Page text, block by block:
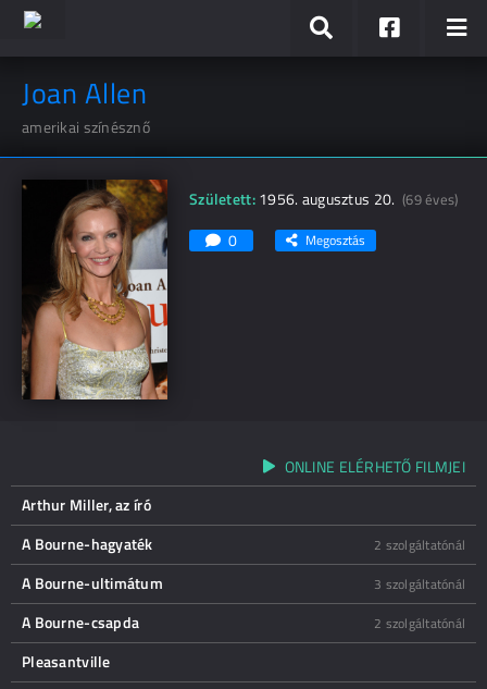
Joan Allen
amerikai színésznő
Született:1956. augusztus 20. (69 éves)
0 Megosztás
ONLINE ELÉRHETŐ FILMJEI
Arthur Miller, az író
A Bourne-hagyaték
2 szolgáltatónál
A Bourne-ultimátum 3 szolgáltatónál
A Bourne-csapda 2 szolgáltatónál
Pleasantville